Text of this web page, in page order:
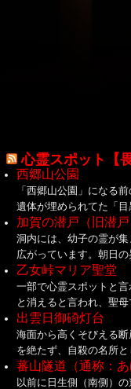
心霊スポット【畏
西郷山公園
「西郷山公園」になる
遺体が埋められてた「
加賀の潜戸（旧潜戸
洞内には、幼子の霊が
広がっています。朝日
乙女峠マリア聖堂
一部で心霊スポットと
と消えると言われ、聖
出雲日御碕灯台
海面から高くそびえる
を絶たず、自殺の名所
蕃山隧道（通称：あ
以前に日生側（南側）